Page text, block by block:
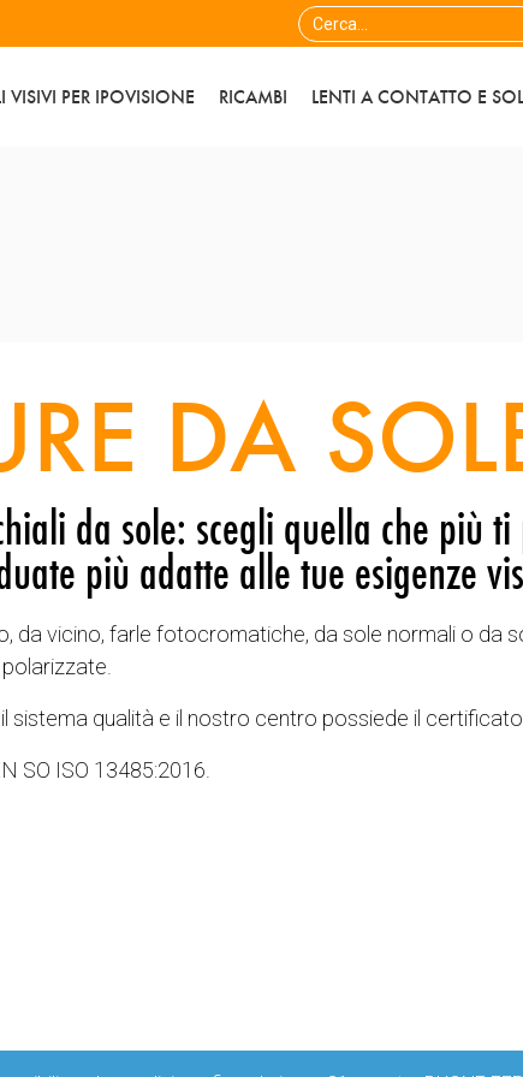
VISIVI PER IPOVISIONE RICAMBI LENTI A CONTATTO E
DA
da sole: scegli quella che più ti
più adatte alle tue esigenze
da vicino, farle fotocromatiche, da sole normali o da
polarizzate.
sistema qualità e il nostro centro possiede il certificato
SO ISO 13485:2016.